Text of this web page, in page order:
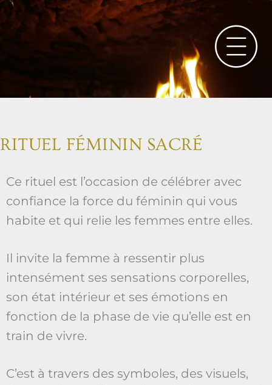
RITUEL FÉMININ SACRÉ
Ce rituel est l’occasion de célébrer avec
confiance la force du féminin qui vous
habite et qui relie les femmes entre elles.
Il invite la femme à ressentir plus
intensément ses sensations corporelles,
son état intérieur et ses émotions en
fonction de la phase de vie qu’elle est en
train de vivre.
C’est à travers des symboles, des visuels,